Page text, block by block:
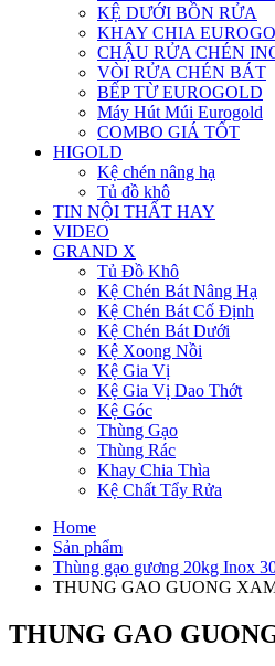
KỆ DƯỚI BỒN RỬA
KHAY CHIA
CHẬU RỬA CHÉN
VÒI RỬA CHÉN BÁT
BẾP TỪ EUROGOLD
Máy Hút Múi Eurogold
COMBO GIÁ TỐT
HIGOLD
Kệ chén nâng hạ
Tủ đồ khô
TIN NỘI THẤT HAY
VIDEO
GRAND X
Tủ Đồ Khô
Kệ Chén Bát Nâng Hạ
Kệ Chén Bát Cố Định
Kệ Chén Bát Dưới
Kệ Xoong Nồi
Kệ Gia Vị
Kệ Gia Vị Dao Thớt
Kệ Góc
Thùng Gạo
Thùng Rác
Khay Chia Thìa
Kệ Chất Tẩy Rửa
Home
Sản phẩm
Thùng gạo gương 20kg Inox
THUNG GAO GUONG
THUNG GAO